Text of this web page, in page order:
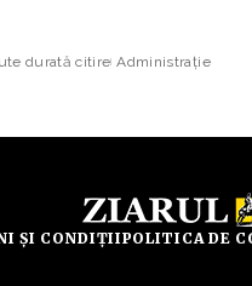
durată citire Administrație
ȘI CONDIȚIIPOLITICA DE